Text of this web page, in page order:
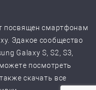
посвящен смартфонам
Эдакое сообщество
Galaxy S, S2, S3,
посмотреть
скачать все